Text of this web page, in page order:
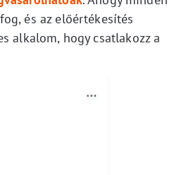
és az előértékesítés
alkalom, hogy csatlakozz a